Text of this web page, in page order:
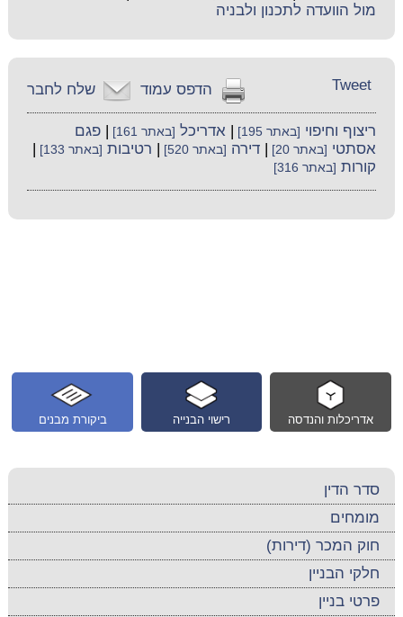
מול הוועדה לתכנון ולבניה
שלח לחבר הדפס עמוד Tweet
ריצוף וחיפוי [באתר 195] |אדריכל [באתר 161] |פגם
אסתטי [באתר 20] |דירה [באתר 520] רטיבות [באתר 133]
קורות [באתר 316]
ביקורת מבנים רישוי הבנייה אדריכלות והנדסה
סדר הדין
מומחים
חוק המכר (דירות)
חלקי הבניין
פרטי בניין